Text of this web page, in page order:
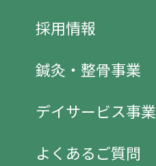
採用情報
鍼灸・整骨事業
デイサービス事業
よくあるご質問